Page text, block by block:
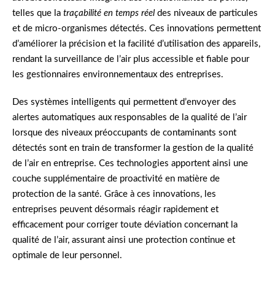
telles que la traçabilité en temps réel des niveaux de particules
et de micro-organismes détectés. Ces innovations permettent
d’améliorer la précision et la facilité d’utilisation des appareils,
rendant la surveillance de l’air plus accessible et fiable pour
les gestionnaires environnementaux des entreprises.
Des systèmes intelligents qui permettent d’envoyer des
alertes automatiques aux responsables de la qualité de l’air
lorsque des niveaux préoccupants de contaminants sont
détectés sont en train de transformer la gestion de la qualité
de l’air en entreprise. Ces technologies apportent ainsi une
couche supplémentaire de proactivité en matière de
protection de la santé. Grâce à ces innovations, les
entreprises peuvent désormais réagir rapidement et
efficacement pour corriger toute déviation concernant la
qualité de l’air, assurant ainsi une protection continue et
optimale de leur personnel.